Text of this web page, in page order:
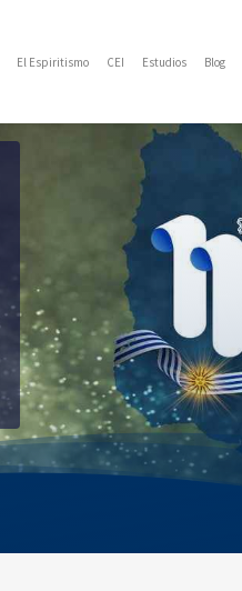
El Espiritismo CEI Estudios Blog